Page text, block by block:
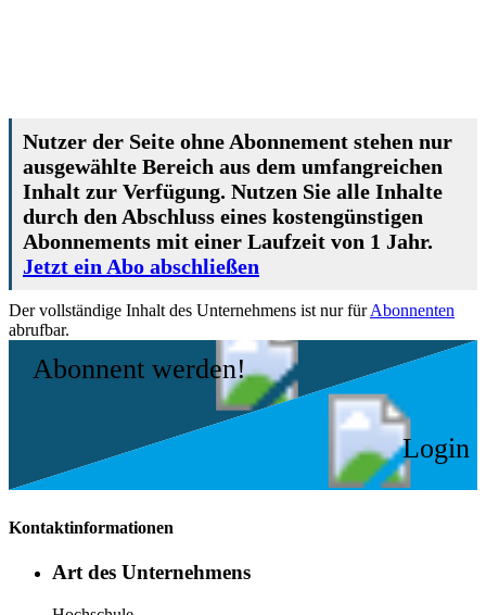
Nutzer der Seite ohne Abonnement stehen nur
ausgewählte Bereich aus dem umfangreichen
Inhalt zur Verfügung. Nutzen Sie alle Inhalte
durch den Abschluss eines kostengünstigen
Abonnements mit einer Laufzeit von 1 Jahr.
Jetzt ein Abo abschließen
Der vollständige Inhalt des Unternehmens ist nur fürAbonnenten
abrufbar.
Abonnent werden!
Login
Kontaktinformationen
Art des Unternehmens